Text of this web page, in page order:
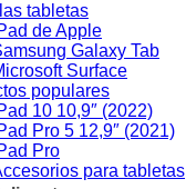
tabletas
de Apple
Galaxy Tab
Surface
populares
10 10,9″ (2022)
Pro 5 12,9″ (2021)
Pro
para tabletas